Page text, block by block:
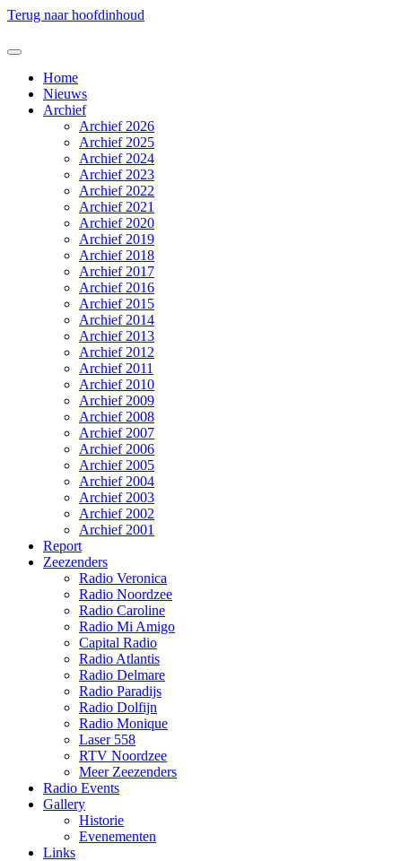
Terug naar hoofdinhoud
Home
Nieuws
Archief
Archief 2026
Archief 2025
Archief 2024
Archief 2023
Archief 2022
Archief 2021
Archief 2020
Archief 2019
Archief 2018
Archief 2017
Archief 2016
Archief 2015
Archief 2014
Archief 2013
Archief 2012
Archief 2011
Archief 2010
Archief 2009
Archief 2008
Archief 2007
Archief 2006
Archief 2005
Archief 2004
Archief 2003
Archief 2002
Archief 2001
Report
Zeezenders
Radio Veronica
Radio Noordzee
Radio Caroline
Radio Mi Amigo
Capital Radio
Radio Atlantis
Radio Delmare
Radio Paradijs
Radio Dolfijn
Radio Monique
Laser 558
RTV Noordzee
Meer Zeezenders
Radio Events
Gallery
Historie
Evenementen
Links